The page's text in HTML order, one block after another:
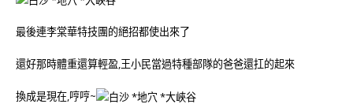
最後連李棠華特技團的絕招都使出來了
還好那時體重還算輕盈,王小民當過特種部隊的爸爸還扛的起來
換成是現在,哼哼~